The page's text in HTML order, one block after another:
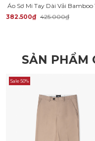
382.500₫ 425.000₫
SẢN PHẨM
Sale 50%